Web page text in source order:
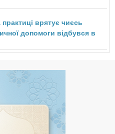
врятує чиєсь
допомоги відбувся в